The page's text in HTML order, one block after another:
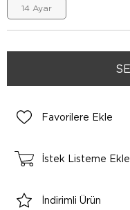
14 Ayar
Favorilere Ekle
İstek Listeme Ekle
İndirimli Ürün